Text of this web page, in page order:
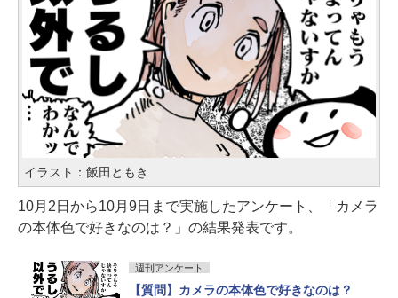
イラスト：飯田ともき
10月2日から10月9日まで実施したアンケート、「カメラ
の本体色で好きなのは？」の結果発表です。
週刊アンケート
【質問】カメラの本体色で好きなのは？